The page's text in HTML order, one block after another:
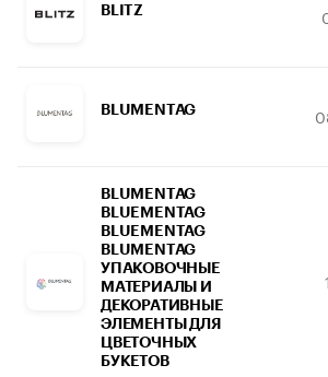
BLITZ
BLUMENTAG
BLUMENTAG
BLUEMENTAG
BLUEMENTAG
BLUMENTAG
УПАКОВОЧНЫЕ
МАТЕРИАЛЫ И
ДЕКОРАТИВНЫЕ
ЭЛЕМЕНТЫ ДЛЯ
ЦВЕТОЧНЫХ
БУКЕТОВ